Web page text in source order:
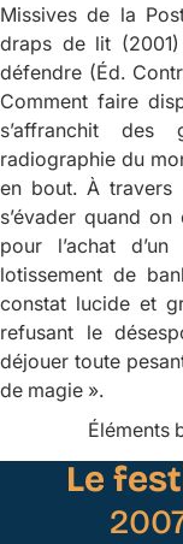
Missives de la
draps de lit
défendre (Éd.
Comment faire
s’affranchit
radiographie du
en bout. À travers
s’évader quand
pour l’achat
lotissement de
constat lucide et
refusant le
déjouer toute
de magie ».
Éléments
Le